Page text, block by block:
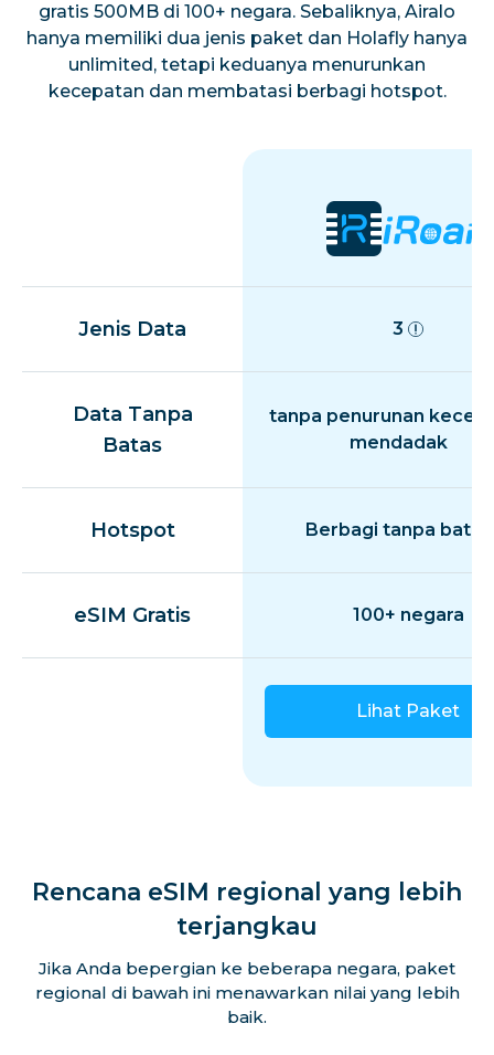
gratis 500MB di 100+ negara. Sebaliknya, Airalo
hanya memiliki dua jenis paket dan Holafly hanya
unlimited, tetapi keduanya menurunkan
kecepatan dan membatasi berbagi hotspot.
Jenis Data 3
Data Tanpa
Batas
tanpa penurunan
mendadak
Hotspot Berbagi tanpa batas
eSIM Gratis 100+ negara
Lihat Paket
Rencana eSIM regional yang lebih
terjangkau
Jika Anda bepergian ke beberapa negara, paket
regional di bawah ini menawarkan nilai yang lebih
baik.